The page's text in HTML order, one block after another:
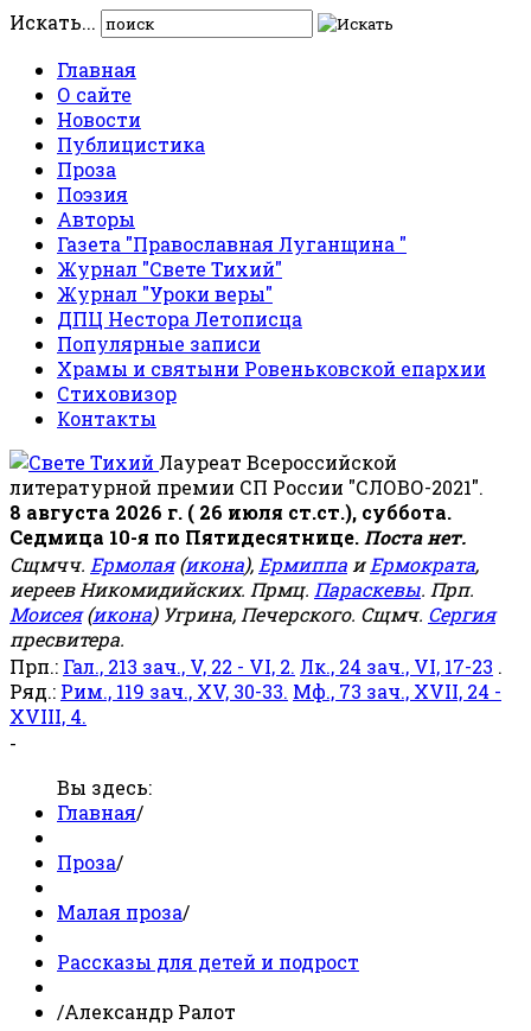
Искать...
Главная
О сайте
Новости
Публицистика
Проза
Поэзия
Авторы
Газета "Православная Луганщина "
Журнал "Свете Тихий"
Журнал "Уроки веры"
ДПЦ Нестора Летописца
Популярные записи
Храмы и святыни Ровеньковской епархии
Стиховизор
Контакты
Лауреат Всероссийской
литературной премии СП России "СЛОВО-2021".
8 августа 2026 г. ( 26 июля ст.ст.), суббота.
Седмица 10-я по Пятидесятнице. Поста нет.
Сщмчч. Ермолая(икона), Ермиппа иЕрмократа,
иереев Никомидийских. Прмц. Параскевы. Прп.
Моисея(икона) Угрина, Печерского. Сщмч. Сергия
пресвитера.
Прп.: Гал., 213 зач., V, 22 - VI, 2. Лк., 24 зач., VI, 17-23 .
Ряд.: Рим., 119 зач., XV, 30-33. Мф., 73 зач., XVII, 24 -
XVIII, 4.
-
Вы здесь:
Главная/
Проза/
Малая проза/
Рассказы для детей и подрост
/Александр Ралот